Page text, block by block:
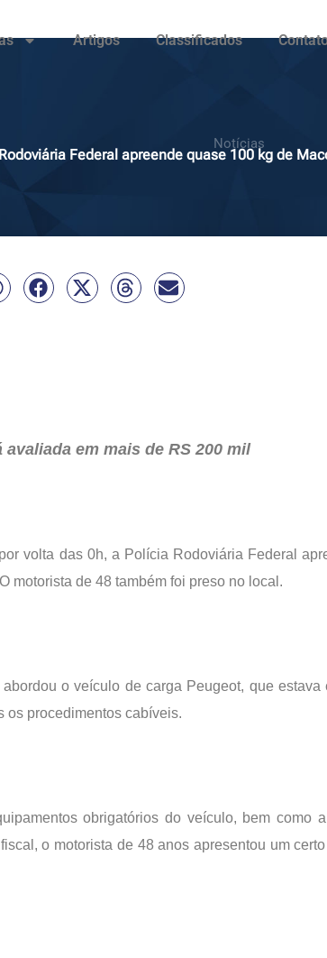
Artigos Classificados
Notícias
Federal apreende quase 100 kg de
avaliada em mais de RS 200 mil
volta das 0h, a Polícia Rodoviária Federal
motorista de 48 também foi preso no local.
o veículo de carga Peugeot, que estava
os procedimentos cabíveis.
obrigatórios do veículo, bem como
o motorista de 48 anos apresentou um